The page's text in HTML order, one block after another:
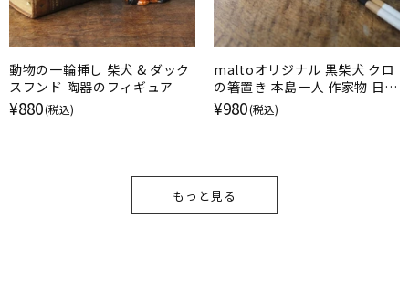
動物の一輪挿し 柴犬 & ダック
スフンド 陶器のフィギュア
¥880(税込)
maltoオリジナル 黒柴犬 クロ
の箸置き 本島一人 作家物 日本
製 甘えのポーズ
¥980(税込)
もっと見る